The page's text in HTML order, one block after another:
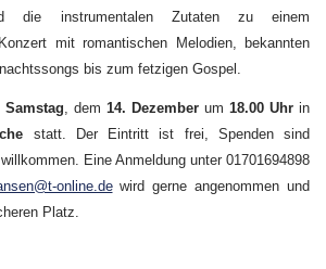
die instrumentalen Zutaten zu einem
mit romantischen Melodien, bekannten
bis zum fetzigen Gospel.
Samstag , dem 14. Dezember um 18.00 Uhr in
statt. Der Eintritt ist frei, Spenden sind
Eine Anmeldung unter 01701694898
online.dewird gerne angenommen und
Platz.